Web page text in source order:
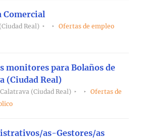
Comercial
Real)
Ofertas de empleo
monitores para Bolaños de
(Ciudad Real)
(Ciudad Real)
Ofertas de
as-Gestores/as